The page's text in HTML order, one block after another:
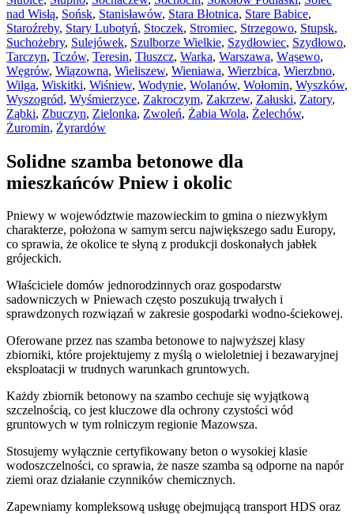
nad Wisłą, Sońsk, Stanisławów, Stara Błotnica, Stare Babice,
Staroźreby, Stary Lubotyń, Stoczek, Stromiec, Strzegowo, Stupsk,
Suchożebry, Sulejówek, Szulborze Wielkie, Szydłowiec, Szydłowo,
Tarczyn, Tczów, Teresin, Tłuszcz, Warka, Warszawa, Wąsewo,
Węgrów, Wiązowna, Wieliszew, Wieniawa, Wierzbica, Wierzbno,
Wilga, Wiskitki, Wiśniew, Wodynie, Wolanów, Wołomin, Wyszków,
Wyszogród, Wyśmierzyce, Zakroczym, Zakrzew, Załuski, Zatory,
Ząbki, Zbuczyn, Zielonka, Zwoleń, Żabia Wola, Żelechów,
Żuromin, Żyrardów
Solidne szamba betonowe dla
mieszkańców Pniew i okolic
Pniewy w województwie mazowieckim to gmina o niezwykłym
charakterze, położona w samym sercu największego sadu Europy,
co sprawia, że okolice te słyną z produkcji doskonałych jabłek
grójeckich.
Właściciele domów jednorodzinnych oraz gospodarstw
sadowniczych w Pniewach często poszukują trwałych i
sprawdzonych rozwiązań w zakresie gospodarki wodno-ściekowej.
Oferowane przez nas szamba betonowe to najwyższej klasy
zbiorniki, które projektujemy z myślą o wieloletniej i bezawaryjnej
eksploatacji w trudnych warunkach gruntowych.
Każdy zbiornik betonowy na szambo cechuje się wyjątkową
szczelnością, co jest kluczowe dla ochrony czystości wód
gruntowych w tym rolniczym regionie Mazowsza.
Stosujemy wyłącznie certyfikowany beton o wysokiej klasie
wodoszczelności, co sprawia, że nasze szamba są odporne na napór
ziemi oraz działanie czynników chemicznych.
Zapewniamy kompleksową usługę obejmującą transport HDS oraz